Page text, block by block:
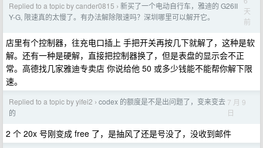
Replied to a topic by cander0815 › 新买了一个电动自行车，雅迪的 G26II
Y-G, 限速真的太慢了。有办法解除限速吗？深圳哪里可以解开它。
天
前
店里有个控制器，往充电口插上 手把开关再按几下就解了，这种是软
解。还有一种是硬解，直接把控制器换了，但是表盘的显示会不正
常。高德找几家雅迪专卖店 你说给他 50 或多少钱能不能帮你解下限
速。
Replied to a topic by yifei2 › codex 的额度是不是出问题了，变来变去
的
7 月 9
日
2 个 20x 号刚变成 free 了，是抽风了还是号没了，没收到邮件